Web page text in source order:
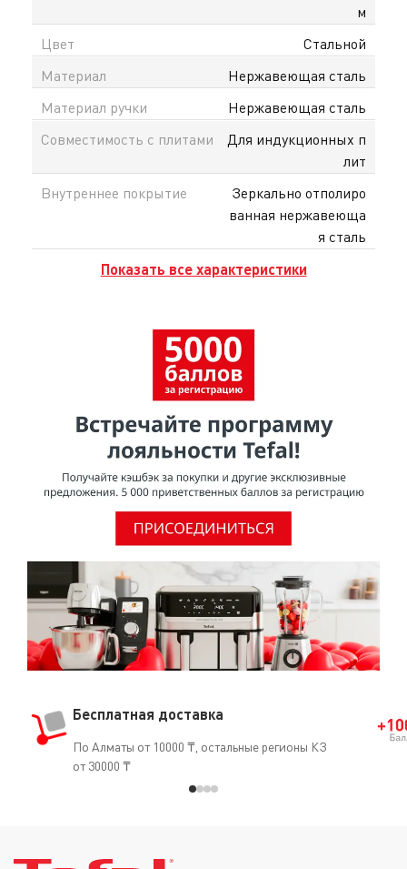
м
Цвет
Стальной
Материал
Нержавеющая сталь
Материал ручки
Нержавеющая сталь
Совместимость с плитами
Для индукционных п
лит
Внутреннее покрытие
Зеркально отполиро
ванная нержавеюща
я сталь
Показать все характеристики
Бесплатная доставка
По Алматы от 10000 ₸, остальные регионы КЗ
от 30000 ₸